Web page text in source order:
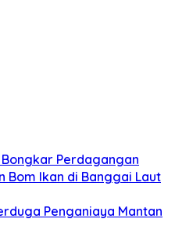
Perdagangan
Bom Ikan di Banggai Laut
Penganiaya Mantan